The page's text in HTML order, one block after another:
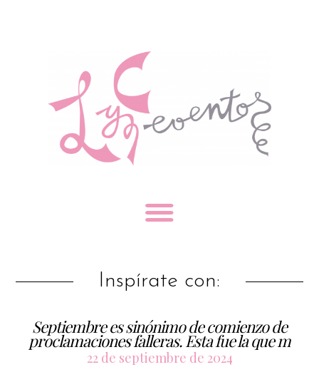
Inspírate con:
Septiembre es sinónimo de comienzo de
proclamaciones falleras. Esta fue la que m
22 de septiembre de 2024